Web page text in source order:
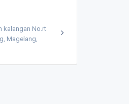
kalangan No.rt
Magelang,